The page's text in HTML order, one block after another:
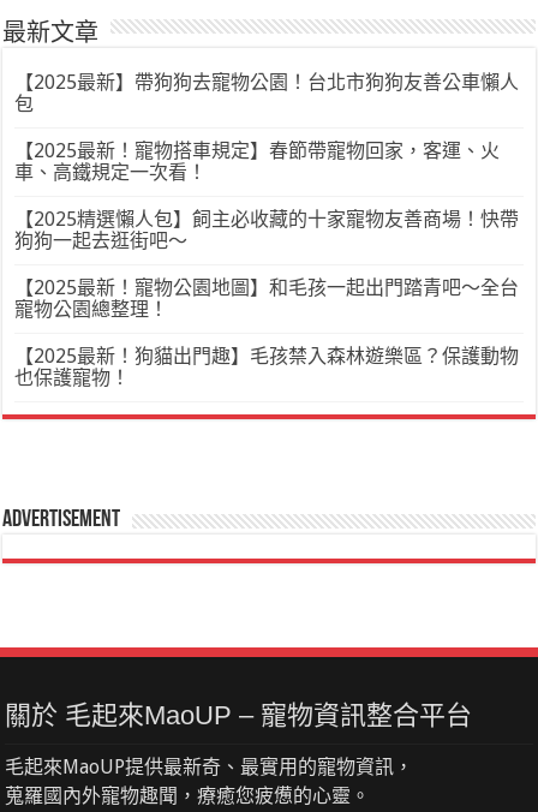
最新文章
【2025最新】帶狗狗去寵物公園！台北市狗狗友善公車懶人
包
【2025最新！寵物搭車規定】春節帶寵物回家，客運、火
車、高鐵規定一次看！
【2025精選懶人包】飼主必收藏的十家寵物友善商場！快帶
狗狗一起去逛街吧～
【2025最新！寵物公園地圖】和毛孩一起出門踏青吧～全台
寵物公園總整理！
【2025最新！狗貓出門趣】毛孩禁入森林遊樂區？保護動物
也保護寵物！
Advertisement
關於 毛起來MaoUP – 寵物資訊整合平台
毛起來MaoUP提供最新奇、最實用的寵物資訊，
蒐羅國內外寵物趣聞，療癒您疲憊的心靈。